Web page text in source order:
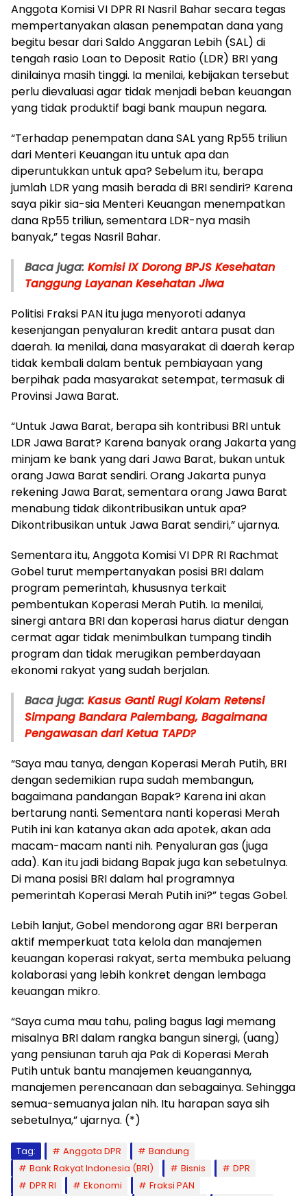
Anggota Komisi VI DPR RI Nasril Bahar secara tegas
mempertanyakan alasan penempatan dana yang
begitu besar dari Saldo Anggaran Lebih (SAL) di
tengah rasio Loan to Deposit Ratio (LDR) BRI yang
dinilainya masih tinggi. Ia menilai, kebijakan tersebut
perlu dievaluasi agar tidak menjadi beban keuangan
yang tidak produktif bagi bank maupun negara.
“Terhadap penempatan dana SAL yang Rp55 triliun
dari Menteri Keuangan itu untuk apa dan
diperuntukkan untuk apa? Sebelum itu, berapa
jumlah LDR yang masih berada di BRI sendiri? Karena
saya pikir sia-sia Menteri Keuangan menempatkan
dana Rp55 triliun, sementara LDR-nya masih
banyak,” tegas Nasril Bahar.
Baca juga: Komisi IX Dorong BPJS Kesehatan
Tanggung Layanan Kesehatan Jiwa
Politisi Fraksi PAN itu juga menyoroti adanya
kesenjangan penyaluran kredit antara pusat dan
daerah. Ia menilai, dana masyarakat di daerah kerap
tidak kembali dalam bentuk pembiayaan yang
berpihak pada masyarakat setempat, termasuk di
Provinsi Jawa Barat.
“Untuk Jawa Barat, berapa sih kontribusi BRI untuk
LDR Jawa Barat? Karena banyak orang Jakarta yang
minjam ke bank yang dari Jawa Barat, bukan untuk
orang Jawa Barat sendiri. Orang Jakarta punya
rekening Jawa Barat, sementara orang Jawa Barat
menabung tidak dikontribusikan untuk apa?
Dikontribusikan untuk Jawa Barat sendiri,” ujarnya.
Sementara itu, Anggota Komisi VI DPR RI Rachmat
Gobel turut mempertanyakan posisi BRI dalam
program pemerintah, khususnya terkait
pembentukan Koperasi Merah Putih. Ia menilai,
sinergi antara BRI dan koperasi harus diatur dengan
cermat agar tidak menimbulkan tumpang tindih
program dan tidak merugikan pemberdayaan
ekonomi rakyat yang sudah berjalan.
Baca juga: Kasus Ganti Rugi Kolam Retensi
Simpang Bandara Palembang, Bagaimana
Pengawasan dari Ketua TAPD?
“Saya mau tanya, dengan Koperasi Merah Putih, BRI
dengan sedemikian rupa sudah membangun,
bagaimana pandangan Bapak? Karena ini akan
bertarung nanti. Sementara nanti koperasi Merah
Putih ini kan katanya akan ada apotek, akan ada
macam-macam nanti nih. Penyaluran gas (juga
ada). Kan itu jadi bidang Bapak juga kan sebetulnya.
Di mana posisi BRI dalam hal programnya
pemerintah Koperasi Merah Putih ini?” tegas Gobel.
Lebih lanjut, Gobel mendorong agar BRI berperan
aktif memperkuat tata kelola dan manajemen
keuangan koperasi rakyat, serta membuka peluang
kolaborasi yang lebih konkret dengan lembaga
keuangan mikro.
“Saya cuma mau tahu, paling bagus lagi memang
misalnya BRI dalam rangka bangun sinergi, (uang)
yang pensiunan taruh aja Pak di Koperasi Merah
Putih untuk bantu manajemen keuangannya,
manajemen perencanaan dan sebagainya. Sehingga
semua-semuanya jalan nih. Itu harapan saya sih
sebetulnya,” ujarnya. (*)
Tag: Anggota DPR
Bandung
Bank Rakyat Indonesia (BRI)
Bisnis
DPR
DPR RI
Ekonomi
Fraksi PAN